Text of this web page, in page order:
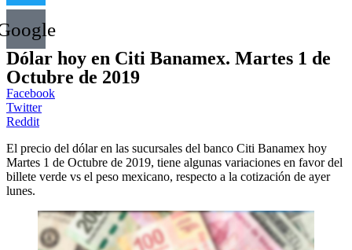
Dólar hoy en Citi Banamex. Martes 1 de
Octubre de 2019
Facebook
Twitter
Reddit
El precio del dólar en las sucursales del banco Citi Banamex hoy
Martes 1 de Octubre de 2019, tiene algunas variaciones en favor del
billete verde vs el peso mexicano, respecto a la cotización de ayer
lunes.